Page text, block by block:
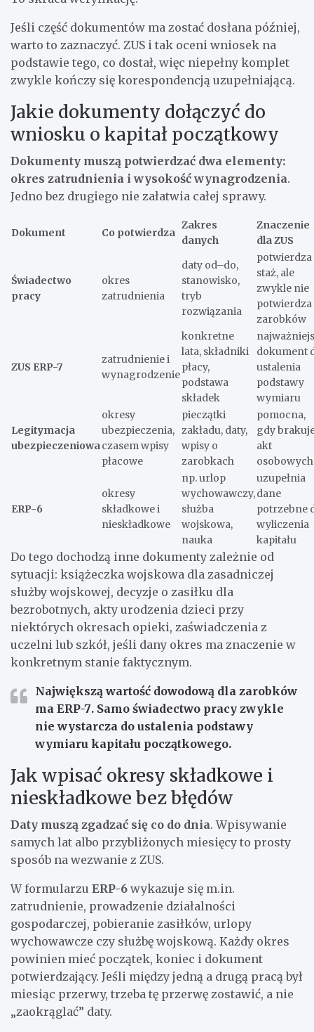
Jeśli część dokumentów ma zostać dosłana później,
warto to zaznaczyć. ZUS i tak oceni wniosek na
podstawie tego, co dostał, więc niepełny komplet
zwykle kończy się korespondencją uzupełniającą.
Jakie dokumenty dołączyć do
wniosku o kapitał początkowy
Dokumenty muszą potwierdzać dwa elementy:
okres zatrudnienia i wysokość wynagrodzenia.
Jedno bez drugiego nie załatwia całej sprawy.
Dokument Co potwierdza
Zakres
danych
Znaczenie
dla ZUS
Świadectwo
pracy
okres
zatrudnienia
daty od–do,
stanowisko,
tryb
rozwiązania
potwierdza
staż, ale
zwykle nie
potwierdza
zarobków
ZUS ERP-7
zatrudnienie i
wynagrodzenie
konkretne
lata, składniki
płacy,
podstawa
składek
dokument
ustalenia
podstawy
wymiaru
Legitymacja
ubezpieczeniowa
okresy
ubezpieczenia,
czasem wpisy
płacowe
pieczątki
zakładu, daty,
wpisy o
zarobkach
pomocna,
gdy
akt
osobowych
ERP-6
okresy
składkowe i
nieskładkowe
np. urlop
wychowawczy,
służba
wojskowa,
nauka
uzupełnia
dane
potrzebne
wyliczenia
kapitału
Do tego dochodzą inne dokumenty zależnie od
sytuacji: książeczka wojskowa dla zasadniczej
służby wojskowej, decyzje o zasiłku dla
bezrobotnych, akty urodzenia dzieci przy
niektórych okresach opieki, zaświadczenia z
uczelni lub szkół, jeśli dany okres ma znaczenie w
konkretnym stanie faktycznym.
Największą wartość dowodową dla zarobków
ma ERP-7. Samo świadectwo pracy zwykle
nie wystarcza do ustalenia podstawy
wymiaru kapitału początkowego.
Jak wpisać okresy składkowe i
nieskładkowe bez błędów
Daty muszą zgadzać się co do dnia. Wpisywanie
samych lat albo przybliżonych miesięcy to prosty
sposób na wezwanie z ZUS.
W formularzu ERP-6 wykazuje się m.in.
zatrudnienie, prowadzenie działalności
gospodarczej, pobieranie zasiłków, urlopy
wychowawcze czy służbę wojskową. Każdy okres
powinien mieć początek, koniec i dokument
potwierdzający. Jeśli między jedną a drugą pracą był
miesiąc przerwy, trzeba tę przerwę zostawić, a nie
„zaokrąglać” daty.